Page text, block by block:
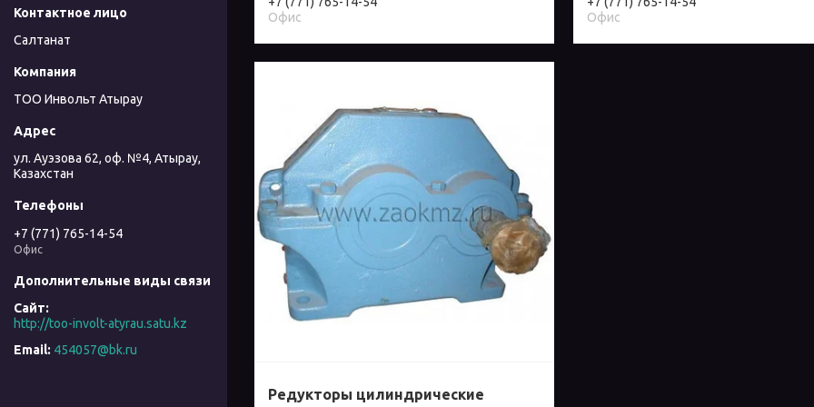
Офис
Офис
Редукторы цилиндрические
Салтанат
ТОО Инвольт Атырау
ул. Ауэзова 62, оф. №4, Атырау,
Казахстан
+7 (771) 765-14-54
Офис
http://too-involt-atyrau.satu.kz
454057@bk.ru